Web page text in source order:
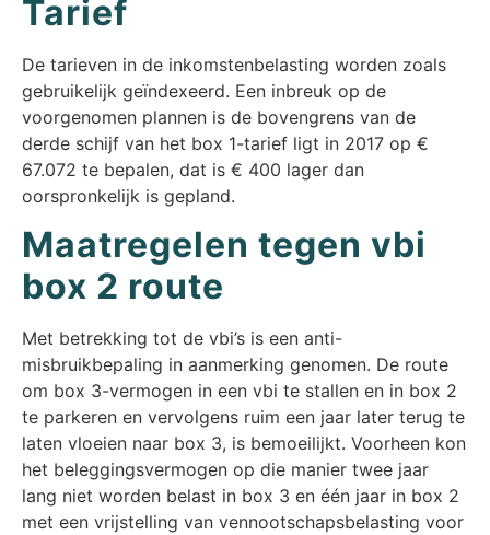
Tarief
De tarieven in de inkomstenbelasting worden zoals
gebruikelijk geïndexeerd. Een inbreuk op de
voorgenomen plannen is de bovengrens van de
derde schijf van het box 1-tarief ligt in 2017 op €
67.072 te bepalen, dat is € 400 lager dan
oorspronkelijk is gepland.
Maatregelen tegen vbi
box 2 route
Met betrekking tot de vbi’s is een anti-
misbruikbepaling in aanmerking genomen. De route
om box 3-vermogen in een vbi te stallen en in box 2
te parkeren en vervolgens ruim een jaar later terug te
laten vloeien naar box 3, is bemoeilijkt. Voorheen kon
het beleggingsvermogen op die manier twee jaar
lang niet worden belast in box 3 en één jaar in box 2
met een vrijstelling van vennootschapsbelasting voor